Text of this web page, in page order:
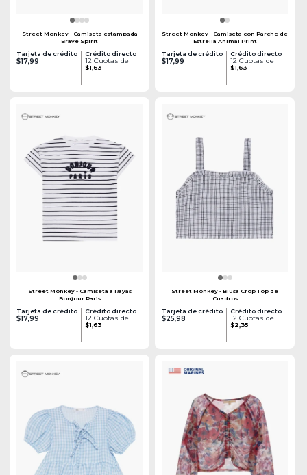
Street Monkey - Camiseta estampada
Brave Spirit
Tarjeta de crédito
$17,99
Crédito directo
12 Cuotas de
$1,63
Street Monkey - Camiseta con Parche de
Estrella Animal Print
Tarjeta de crédito
$17,99
Crédito directo
12 Cuotas de
$1,63
Street Monkey - Camiseta a Rayas
Bonjour Paris
Tarjeta de crédito
$17,99
Crédito directo
12 Cuotas de
$1,63
Street Monkey - Blusa Crop Top de
Cuadros
Tarjeta de crédito
$25,98
Crédito directo
12 Cuotas de
$2,35